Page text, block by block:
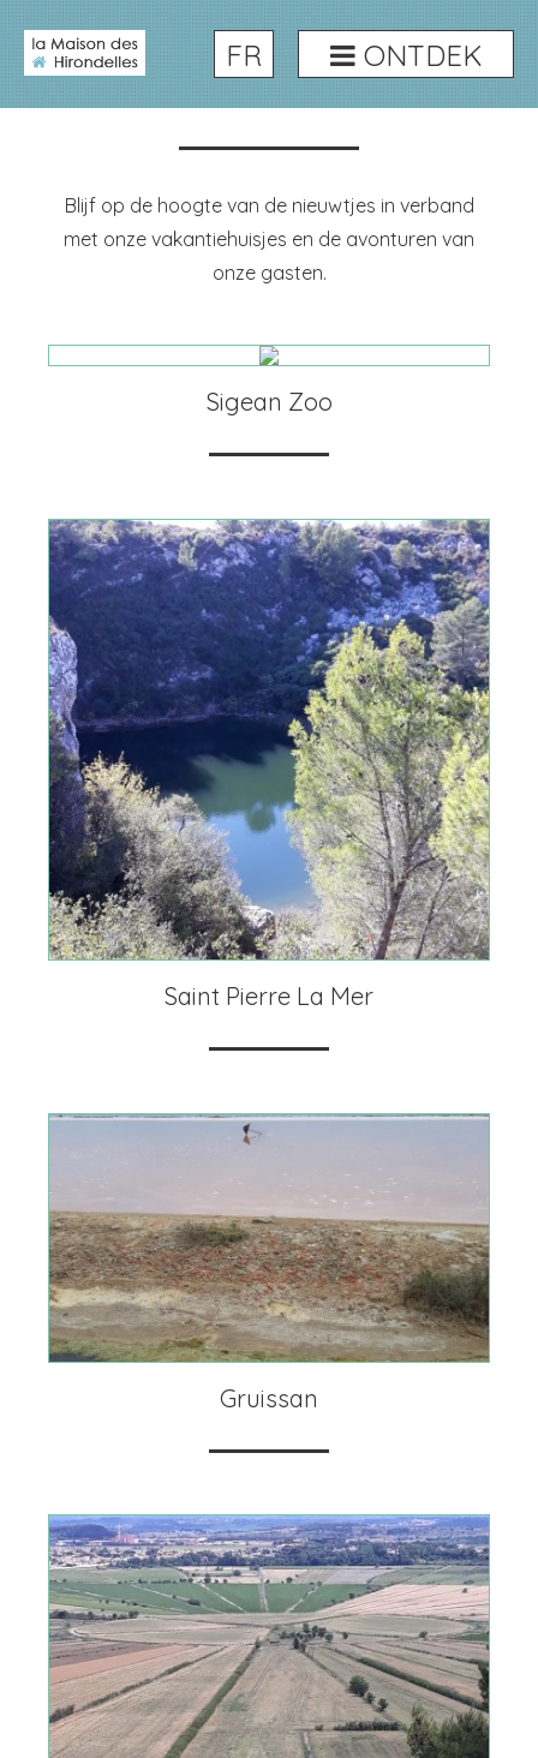
FR ONTDEK
Nieuws
Blijf op de hoogte van de nieuwtjes in verband
met onze vakantiehuisjes en de avonturen van
onze gasten.
Sigean Zoo
Saint Pierre La Mer
Gruissan